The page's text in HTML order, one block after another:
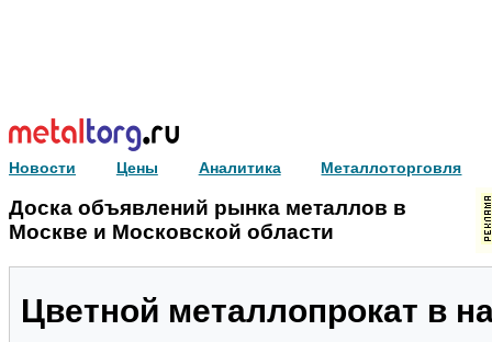
Новости Цены Аналитика Металлоторговля
Доска объявлений рынка металлов в
Москве и Московской области
Цветной металлопрокат в